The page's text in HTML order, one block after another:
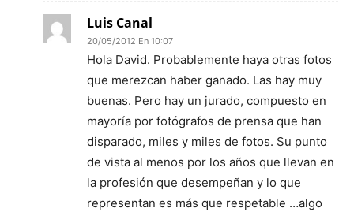
Luis Canal
20/05/2012 En 10:07
Hola David. Probablemente haya otras fotos
que merezcan haber ganado. Las hay muy
buenas. Pero hay un jurado, compuesto en
mayoría por fotógrafos de prensa que han
disparado, miles y miles de fotos. Su punto
de vista al menos por los años que llevan en
la profesión que desempeñan y lo que
representan es más que respetable …algo